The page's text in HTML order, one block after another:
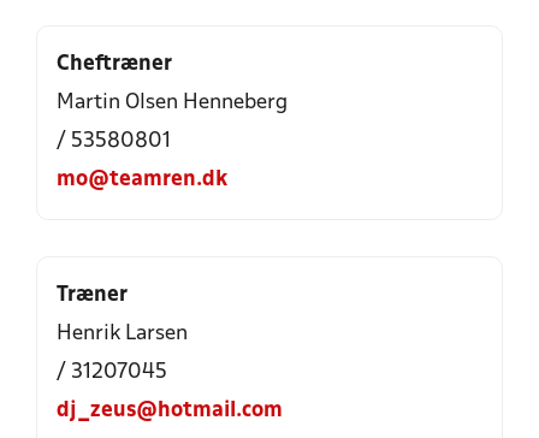
Cheftræner
Martin Olsen Henneberg
/ 53580801
mo@teamren.dk
Træner
Henrik Larsen
/ 31207045
dj_zeus@hotmail.com